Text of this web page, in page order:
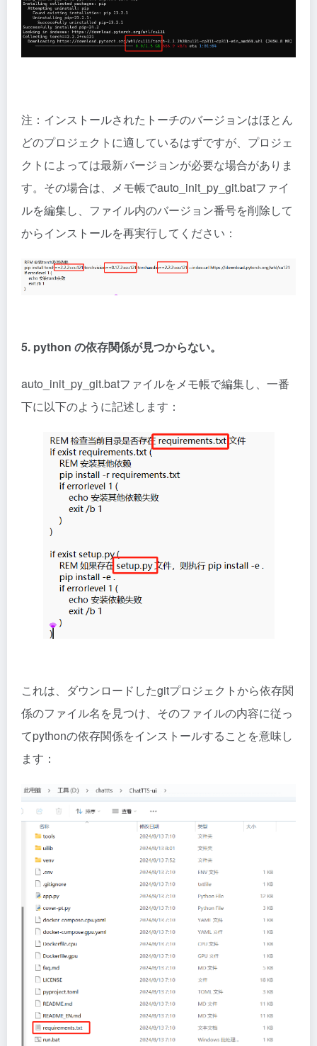
注：インストールされたトーチのバージョンはほとん
どのプロジェクトに適しているはずですが、プロジェ
クトによっては最新バージョンが必要な場合がありま
す。その場合は、メモ帳でauto_init_py_git.batファイ
ルを編集し、ファイル内のバージョン番号を削除して
からインストールを再実行してください：
5. python の依存関係が見つからない。
auto_init_py_git.batファイルをメモ帳で編集し、一番
下に以下のように記述します：
これは、ダウンロードしたgitプロジェクトから依存関
係のファイル名を見つけ、そのファイルの内容に従っ
てpythonの依存関係をインストールすることを意味し
ます：